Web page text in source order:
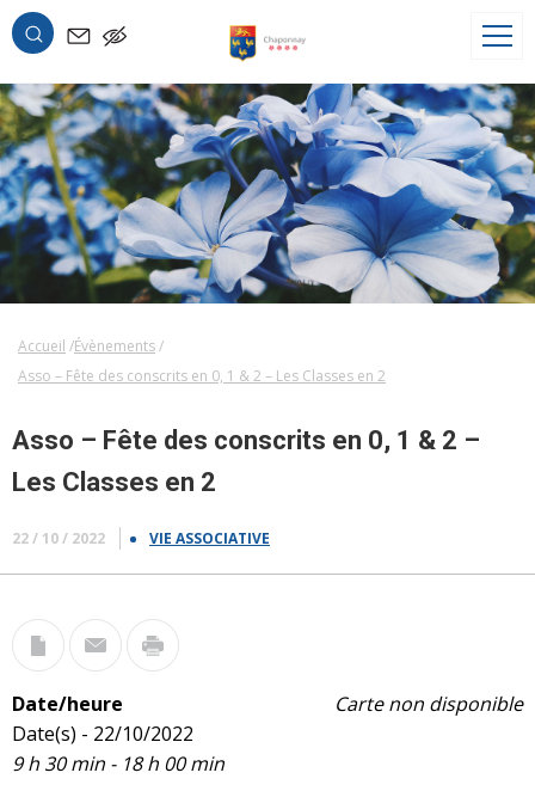
OK
Accueil Évènements
Asso – Fête des conscrits en 0, 1 & 2 – Les Classes en 2
Asso – Fête des conscrits en 0, 1 & 2 –
Les Classes en 2
22 / 10 / 2022 VIE ASSOCIATIVE
Carte non disponible
Date/heure
Date(s) - 22/10/2022
9 h 30 min - 18 h 00 min